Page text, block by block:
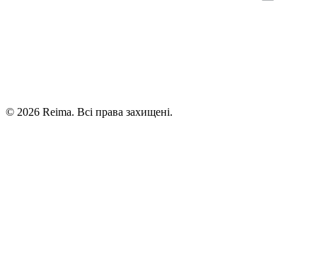
© 2026 Reima. Всі права захищені.